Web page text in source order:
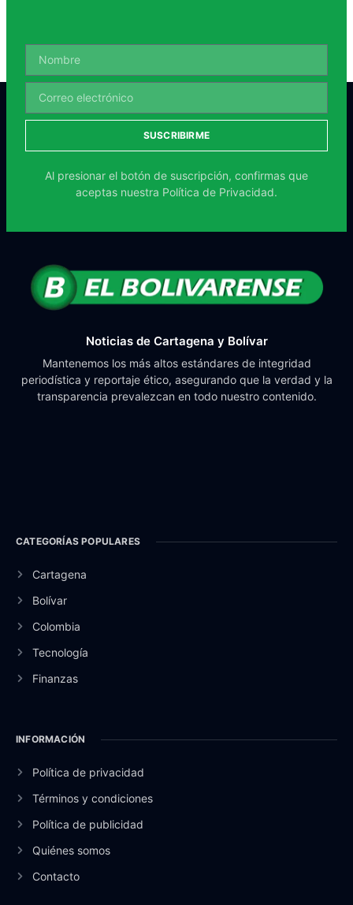
SUSCRIBIRME
Al presionar el botón de suscripción, confirmas que
aceptas nuestra Política de Privacidad.
Noticias de Cartagena y Bolívar
Mantenemos los más altos estándares de integridad
periodística y reportaje ético, asegurando que la verdad y la
transparencia prevalezcan en todo nuestro contenido.
CATEGORÍAS POPULARES
Cartagena
Bolívar
Colombia
Tecnología
Finanzas
INFORMACIÓN
Política de privacidad
Términos y condiciones
Política de publicidad
Quiénes somos
Contacto